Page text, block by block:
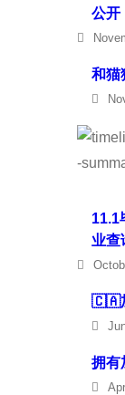
公开
和猫
11.1
业查
🇨🇦
拥有